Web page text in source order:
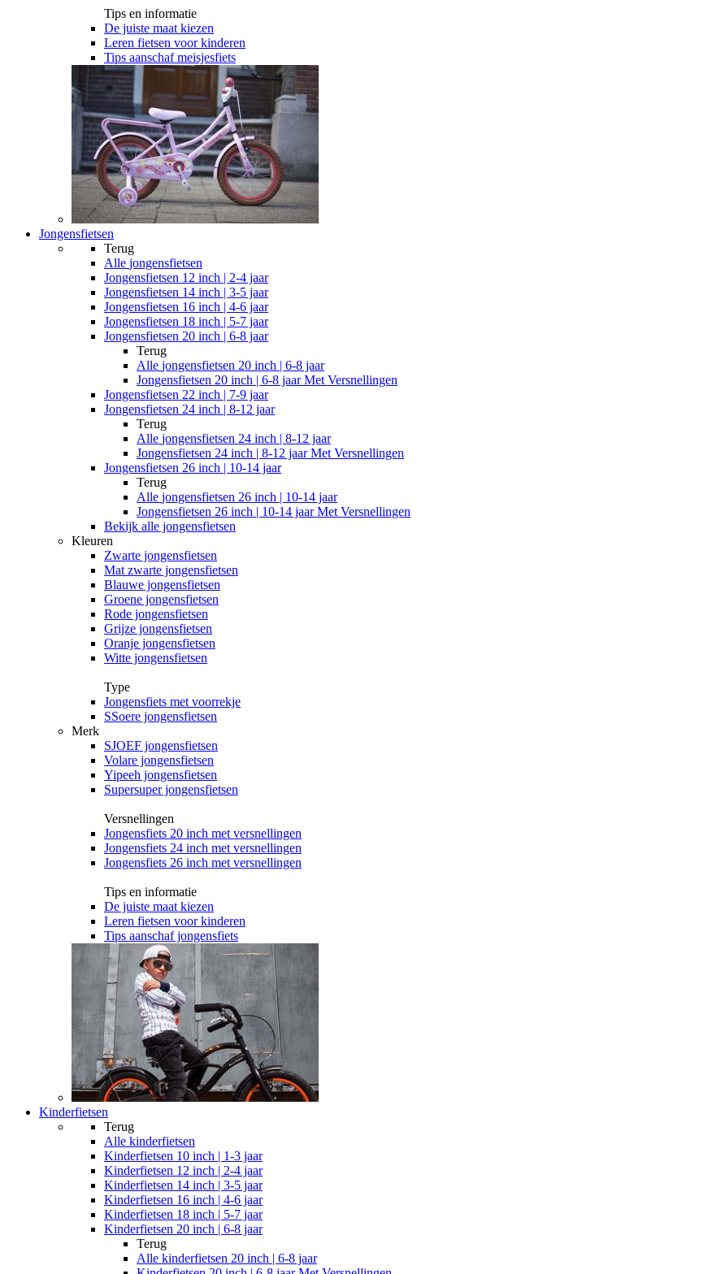
Tips en informatie
De juiste maat kiezen
Leren fietsen voor kinderen
Tips aanschaf meisjesfiets
Jongensfietsen
Terug
Alle jongensfietsen
Jongensfietsen 12 inch | 2-4 jaar
Jongensfietsen 14 inch | 3-5 jaar
Jongensfietsen 16 inch | 4-6 jaar
Jongensfietsen 18 inch | 5-7 jaar
Jongensfietsen 20 inch | 6-8 jaar
Terug
Alle jongensfietsen 20 inch | 6-8 jaar
Jongensfietsen 20 inch | 6-8 jaar Met Versnellingen
Jongensfietsen 22 inch | 7-9 jaar
Jongensfietsen 24 inch | 8-12 jaar
Terug
Alle jongensfietsen 24 inch | 8-12 jaar
Jongensfietsen 24 inch | 8-12 jaar Met Versnellingen
Jongensfietsen 26 inch | 10-14 jaar
Terug
Alle jongensfietsen 26 inch | 10-14 jaar
Jongensfietsen 26 inch | 10-14 jaar Met Versnellingen
Bekijk alle jongensfietsen
Kleuren
Zwarte jongensfietsen
Mat zwarte jongensfietsen
Blauwe jongensfietsen
Groene jongensfietsen
Rode jongensfietsen
Grijze jongensfietsen
Oranje jongensfietsen
Witte jongensfietsen
Type
Jongensfiets met voorrekje
SSoere jongensfietsen
Merk
SJOEF jongensfietsen
Volare jongensfietsen
Yipeeh jongensfietsen
Supersuper jongensfietsen
Versnellingen
Jongensfiets 20 inch met versnellingen
Jongensfiets 24 inch met versnellingen
Jongensfiets 26 inch met versnellingen
Tips en informatie
De juiste maat kiezen
Leren fietsen voor kinderen
Tips aanschaf jongensfiets
Kinderfietsen
Terug
Alle kinderfietsen
Kinderfietsen 10 inch | 1-3 jaar
Kinderfietsen 12 inch | 2-4 jaar
Kinderfietsen 14 inch | 3-5 jaar
Kinderfietsen 16 inch | 4-6 jaar
Kinderfietsen 18 inch | 5-7 jaar
Kinderfietsen 20 inch | 6-8 jaar
Terug
Alle kinderfietsen 20 inch | 6-8 jaar